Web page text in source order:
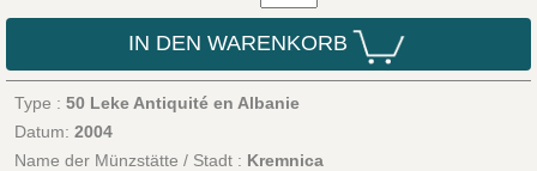
IN DEN WARENKORB
Type : 50 Leke Antiquité en Albanie
Datum: 2004
Name der Münzstätte / Stadt : Kremnica